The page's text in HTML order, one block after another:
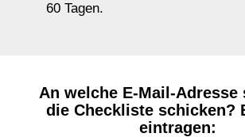
60 Tagen.
An welche E-Mail-
die Checkliste schicken?
eintragen: